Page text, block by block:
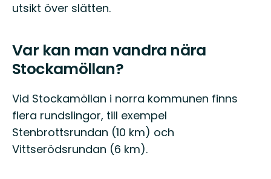
utsikt över slätten.
Var kan man vandra nära
Stockamöllan?
Vid Stockamöllan i norra kommunen finns
flera rundslingor, till exempel
Stenbrottsrundan (10 km) och
Vittserödsrundan (6 km).